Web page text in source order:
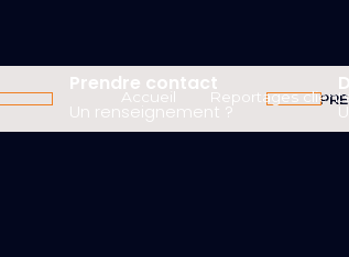
Prendre contact
Un renseignement ?
Accueil Reportages